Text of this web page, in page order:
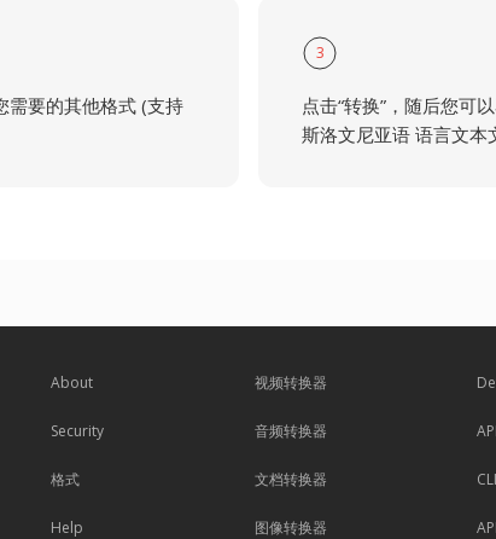
需要的其他格式 (支持
3
点击“转换”，随后您可
斯洛文尼亚语 语言文本
About
Security
格式
Help
视频转换器
音频转换器
文档转换器
图像转换器